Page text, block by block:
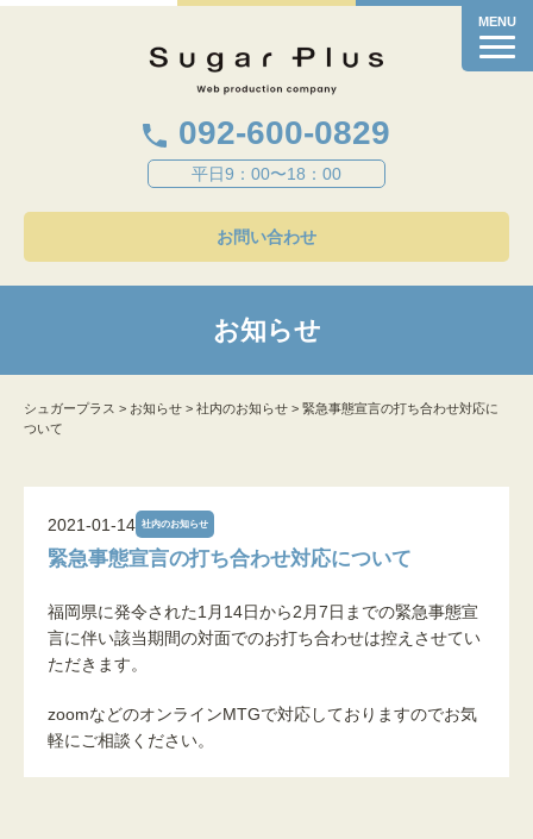
092-600-0829
平日9：00〜18：00
お問い合わせ
MENU
お知らせ
シュガープラス > お知らせ > 社内のお知らせ > 緊急事態宣言の打ち合わせ対応に
ついて
2021-01-14 社内のお知らせ
緊急事態宣言の打ち合わせ対応について
福岡県に発令された1月14日から2月7日までの緊急事態宣
言に伴い該当期間の対面でのお打ち合わせは控えさせてい
ただきます。
zoomなどのオンラインMTGで対応しておりますのでお気
軽にご相談ください。